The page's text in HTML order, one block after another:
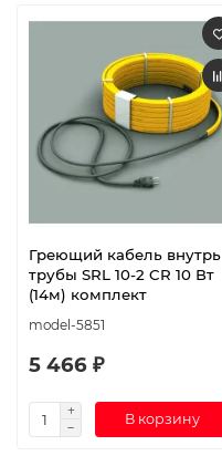
Греющий кабель внутрь
трубы SRL 10-2 CR 10 Вт
(14м) комплект
model-5851
5 466 ₽
В корзину